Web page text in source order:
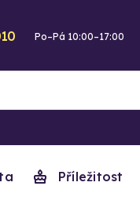
Po–Pá 10:00–17:00
Příležitost